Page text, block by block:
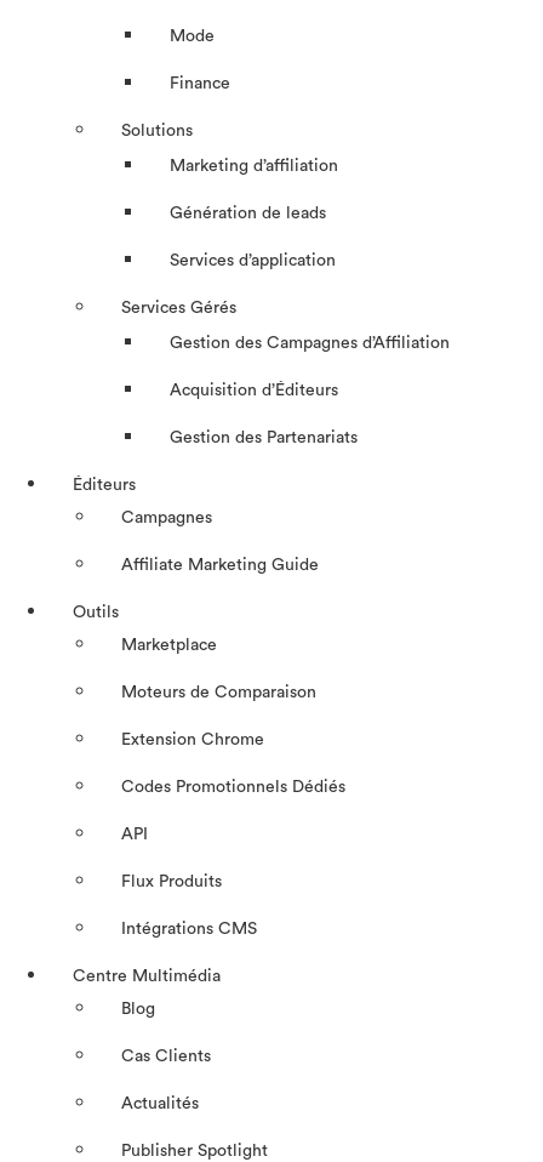
Mode
Finance
Solutions
Marketing d’affiliation
Génération de leads
Services d’application
Services Gérés
Gestion des Campagnes d’Affiliation​
Acquisition d’Éditeurs
Gestion des Partenariats
Éditeurs
Campagnes
Affiliate Marketing Guide
Outils
Marketplace
Moteurs de Comparaison
Extension Chrome
Codes Promotionnels Dédiés
API
Flux Produits
Intégrations CMS
Centre Multimédia
Blog
Cas Clients
Actualités
Publisher Spotlight